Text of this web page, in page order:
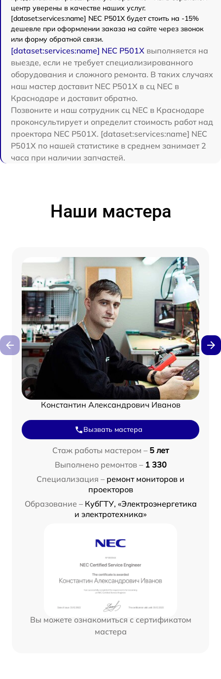
центр уверены в качестве наших услуг.
[dataset:services:name] NEC P501X будет стоить на -15%
дешевле при оформлении заказа на сайте через звонок
или форму обратной связи.
[dataset:services:name] NEC P501X выполняется на
выезде, если не требует специализированного
оборудования и сложного ремонта. В таких случаях
наш мастер доставит NEC P501X в сц NEC в
Краснодаре и доставит обратно.
Позвоните и наш сотрудник сц NEC в Краснодаре
проконсультирует и определит стоимость работ над
проектора NEC P501X. [dataset:services:name] NEC
P501X по нашей статистике в среднем занимает 2
часа при наличии запчастей.
Наши мастера
Константин Александрович Иванов
Вызвать мастера
Стаж работы мастером – 5 лет
Выполнено ремонтов – 1 330
Специализация – ремонт мониторов и
проекторов
Образование – КубГТУ, «Электроэнергетика
и электротехника»
Вы можете ознакомиться с сертификатом
мастера